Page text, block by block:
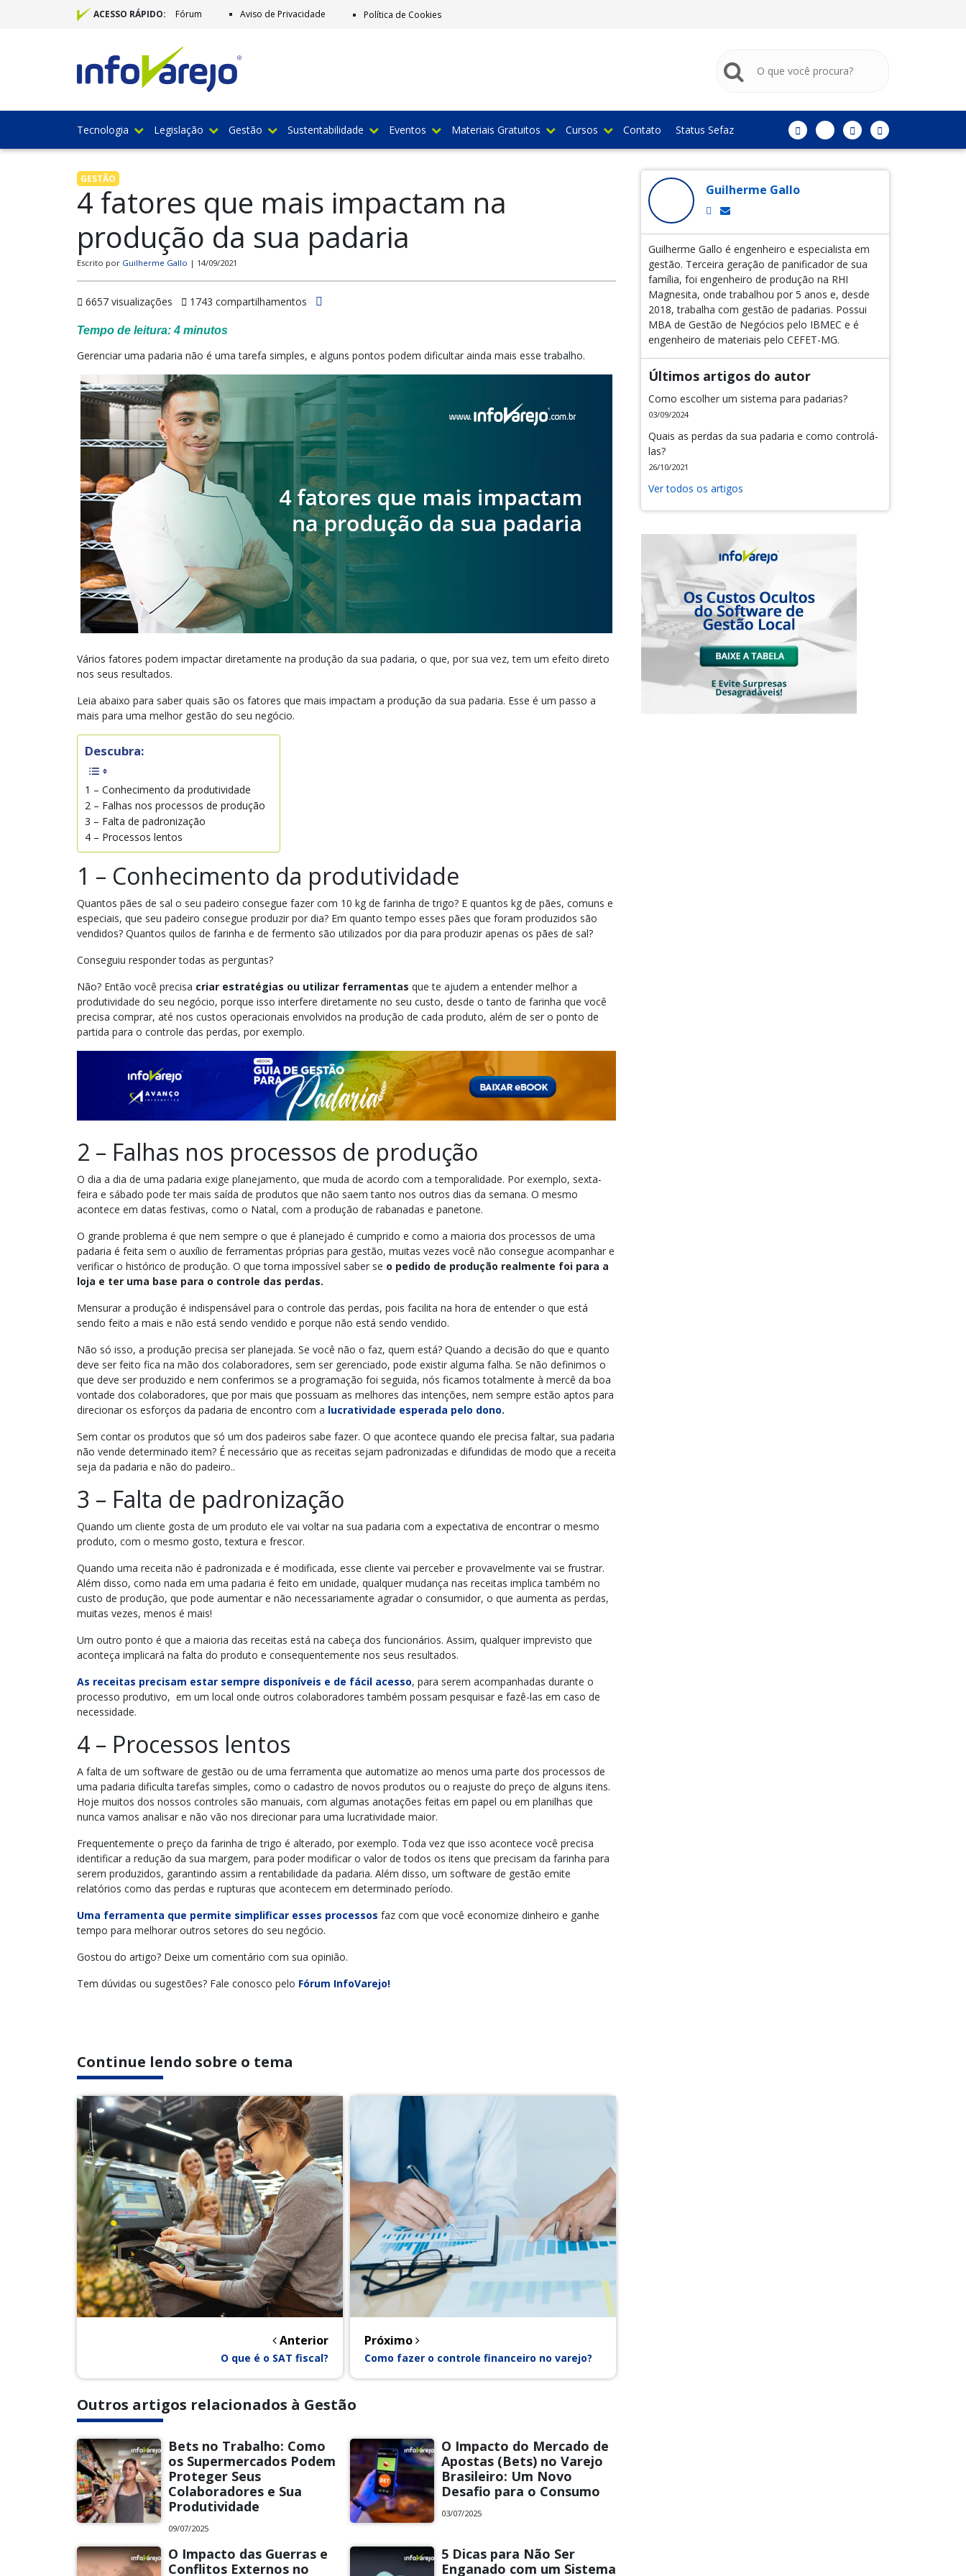
ACESSO RÁPIDO: Fórum Aviso de Privacidade Política de Cookies
Tecnologia Legislação Gestão Sustentabilidade Eventos Materiais Gratuitos Cursos Contato Status Sefaz
GESTÃO
4 fatores que mais impactam na
produção da sua padaria
Escrito por Guilherme Gallo | 14/09/2021
6657 visualizações 1743 compartilhamentos
Tempo de leitura: 4 minutos
Gerenciar uma padaria não é uma tarefa simples, e alguns pontos podem dificultar ainda mais esse trabalho.
Vários fatores podem impactar diretamente na produção da sua padaria, o que, por sua vez, tem um efeito direto
nos seus resultados.
Leia abaixo para saber quais são os fatores que mais impactam a produção da sua padaria. Esse é um passo a
mais para uma melhor gestão do seu negócio.
Descubra:
1 – Conhecimento da produtividade
2 – Falhas nos processos de produção
3 – Falta de padronização
4 – Processos lentos
1 – Conhecimento da produtividade
Quantos pães de sal o seu padeiro consegue fazer com 10 kg de farinha de trigo? E quantos kg de pães, comuns e
especiais, que seu padeiro consegue produzir por dia? Em quanto tempo esses pães que foram produzidos são
vendidos? Quantos quilos de farinha e de fermento são utilizados por dia para produzir apenas os pães de sal?
Conseguiu responder todas as perguntas?
Não? Então você precisa criar estratégias ou utilizar ferramentas que te ajudem a entender melhor a
produtividade do seu negócio, porque isso interfere diretamente no seu custo, desde o tanto de farinha que você
precisa comprar, até nos custos operacionais envolvidos na produção de cada produto, além de ser o ponto de
partida para o controle das perdas, por exemplo.
2 – Falhas nos processos de produção
O dia a dia de uma padaria exige planejamento, que muda de acordo com a temporalidade. Por exemplo, sexta-
feira e sábado pode ter mais saída de produtos que não saem tanto nos outros dias da semana. O mesmo
acontece em datas festivas, como o Natal, com a produção de rabanadas e panetone.
O grande problema é que nem sempre o que é planejado é cumprido e como a maioria dos processos de uma
padaria é feita sem o auxílio de ferramentas próprias para gestão, muitas vezes você não consegue acompanhar e
verificar o histórico de produção. O que torna impossível saber se o pedido de produção realmente foi para a
loja e ter uma base para o controle das perdas.
Mensurar a produção é indispensável para o controle das perdas, pois facilita na hora de entender o que está
sendo feito a mais e não está sendo vendido e porque não está sendo vendido.
Não só isso, a produção precisa ser planejada. Se você não o faz, quem está? Quando a decisão do que e quanto
deve ser feito fica na mão dos colaboradores, sem ser gerenciado, pode existir alguma falha. Se não definimos o
que deve ser produzido e nem conferimos se a programação foi seguida, nós ficamos totalmente à mercê da boa
vontade dos colaboradores, que por mais que possuam as melhores das intenções, nem sempre estão aptos para
direcionar os esforços da padaria de encontro com a lucratividade esperada pelo dono.
Sem contar os produtos que só um dos padeiros sabe fazer. O que acontece quando ele precisa faltar, sua padaria
não vende determinado item? É necessário que as receitas sejam padronizadas e difundidas de modo que a receita
seja da padaria e não do padeiro..
3 – Falta de padronização
Quando um cliente gosta de um produto ele vai voltar na sua padaria com a expectativa de encontrar o mesmo
produto, com o mesmo gosto, textura e frescor.
Quando uma receita não é padronizada e é modificada, esse cliente vai perceber e provavelmente vai se frustrar.
Além disso, como nada em uma padaria é feito em unidade, qualquer mudança nas receitas implica também no
custo de produção, que pode aumentar e não necessariamente agradar o consumidor, o que aumenta as perdas,
muitas vezes, menos é mais!
Um outro ponto é que a maioria das receitas está na cabeça dos funcionários. Assim, qualquer imprevisto que
aconteça implicará na falta do produto e consequentemente nos seus resultados.
As receitas precisam estar sempre disponíveis e de fácil acesso, para serem acompanhadas durante o
processo produtivo, em um local onde outros colaboradores também possam pesquisar e fazê-las em caso de
necessidade.
4 – Processos lentos
A falta de um software de gestão ou de uma ferramenta que automatize ao menos uma parte dos processos de
uma padaria dificulta tarefas simples, como o cadastro de novos produtos ou o reajuste do preço de alguns itens.
Hoje muitos dos nossos controles são manuais, com algumas anotações feitas em papel ou em planilhas que
nunca vamos analisar e não vão nos direcionar para uma lucratividade maior.
Frequentemente o preço da farinha de trigo é alterado, por exemplo. Toda vez que isso acontece você precisa
identificar a redução da sua margem, para poder modificar o valor de todos os itens que precisam da farinha para
serem produzidos, garantindo assim a rentabilidade da padaria. Além disso, um software de gestão emite
relatórios como das perdas e rupturas que acontecem em determinado período.
Uma ferramenta que permite simplificar esses processos faz com que você economize dinheiro e ganhe
tempo para melhorar outros setores do seu negócio.
Gostou do artigo? Deixe um comentário com sua opinião.
Tem dúvidas ou sugestões? Fale conosco pelo Fórum InfoVarejo!
Continue lendo sobre o tema
Anterior
O que é o SAT fiscal?
Próximo
Como fazer o controle financeiro no varejo?
Outros artigos relacionados à Gestão
Bets no Trabalho: Como
os Supermercados Podem
Proteger Seus
Colaboradores e Sua
Produtividade
09/07/2025
O Impacto do Mercado de
Apostas (Bets) no Varejo
Brasileiro: Um Novo
Desafio para o Consumo
03/07/2025
O Impacto das Guerras e
Conflitos Externos no
5 Dicas para Não Ser
Enganado com um Sistema
Guilherme Gallo
Guilherme Gallo é engenheiro e especialista em
gestão. Terceira geração de panificador de sua
família, foi engenheiro de produção na RHI
Magnesita, onde trabalhou por 5 anos e, desde
2018, trabalha com gestão de padarias. Possui
MBA de Gestão de Negócios pelo IBMEC e é
engenheiro de materiais pelo CEFET-MG.
Últimos artigos do autor
Como escolher um sistema para padarias?
03/09/2024
Quais as perdas da sua padaria e como controlá-
las?
26/10/2021
Ver todos os artigos